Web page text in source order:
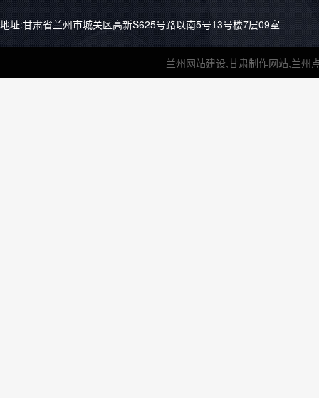
地址:甘肃省兰州市城关区高新S625号路以南5号13号楼7层09室
兰州网站建设,甘肃制作网站,